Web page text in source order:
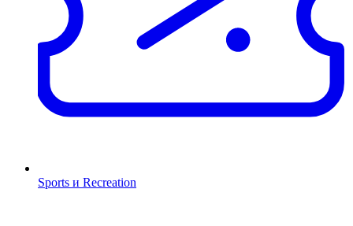
Sports и Recreation